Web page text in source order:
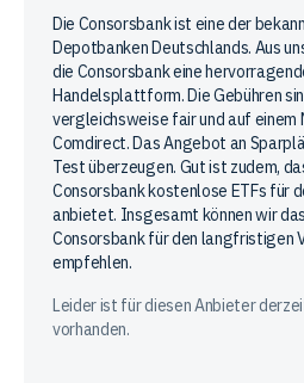
Consorsbank
Die Consorsbank ist eine der
Depotbanken Deutschlands. Aus
die Consorsbank eine
Handelsplattform. Die Gebühren
vergleichsweise fair und auf einem
Comdirect. Das Angebot an
Test überzeugen. Gut ist zudem,
Consorsbank kostenlose ETFs für
anbietet. Insgesamt können wir
Consorsbank für den langfristigen
empfehlen.
Leider ist für diesen Anbieter
vorhanden.